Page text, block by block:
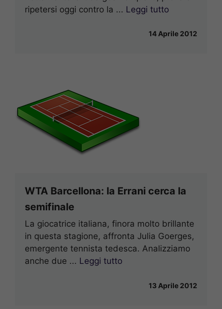
ripetersi oggi contro la ... Leggi tutto
14 Aprile 2012
WTA Barcellona: la Errani cerca la
semifinale
La giocatrice italiana, finora molto brillante
in questa stagione, affronta Julia Goerges,
emergente tennista tedesca. Analizziamo
anche due ... Leggi tutto
13 Aprile 2012